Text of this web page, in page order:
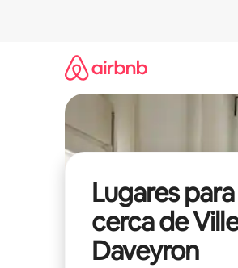
Lugares
cerca de
Daveyron